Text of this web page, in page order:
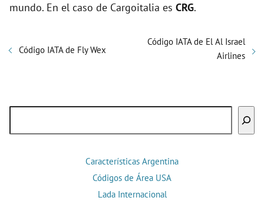
mundo. En el caso de Cargoitalia es CRG.
Código IATA de Fly Wex
Código IATA de El Al Israel
Airlines
Características Argentina
Códigos de Área USA
Lada Internacional